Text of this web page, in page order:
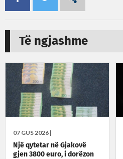
Të ngjashme
07 GUS 2026 |
Një qytetar në Gjakovë
gjen 3800 euro, i dorëzon